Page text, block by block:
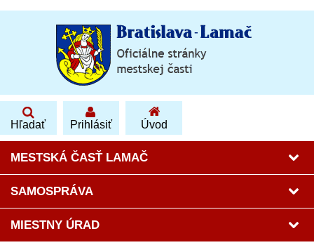
Hľadať Prihlásiť
MESTSKÁ ČASŤ LAMAČ
SAMOSPRÁVA
MIESTNY ÚRAD
Úvod